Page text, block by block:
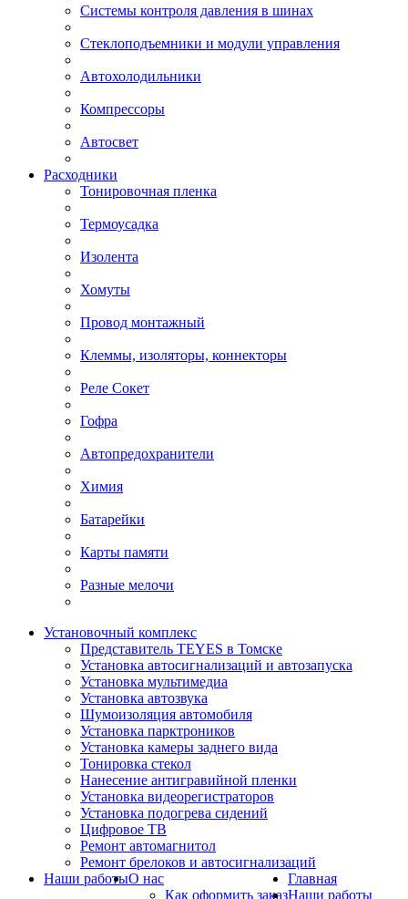
Системы контроля давления в шинах
Стеклоподъемники и модули управления
Автохолодильники
Компрессоры
Автосвет
Расходники
Тонировочная пленка
Термоусадка
Изолента
Хомуты
Провод монтажный
Клеммы, изоляторы, коннекторы
Реле Сокет
Гофра
Автопредохранители
Химия
Батарейки
Карты памяти
Разные мелочи
Установочный комплекс
Представитель TEYES в Томске
Установка автосигнализаций и автозапуска
Установка мультимедиа
Установка автозвука
Шумоизоляция автомобиля
Установка парктроников
Установка камеры заднего вида
Тонировка стекол
Нанесение антигравийной пленки
Установка видеорегистраторов
Установка подогрева сидений
Цифровое ТВ
Ремонт автомагнитол
Ремонт брелоков и автосигнализаций
Наши работыО нас
Как оформить заказ
Главная
Наши работы